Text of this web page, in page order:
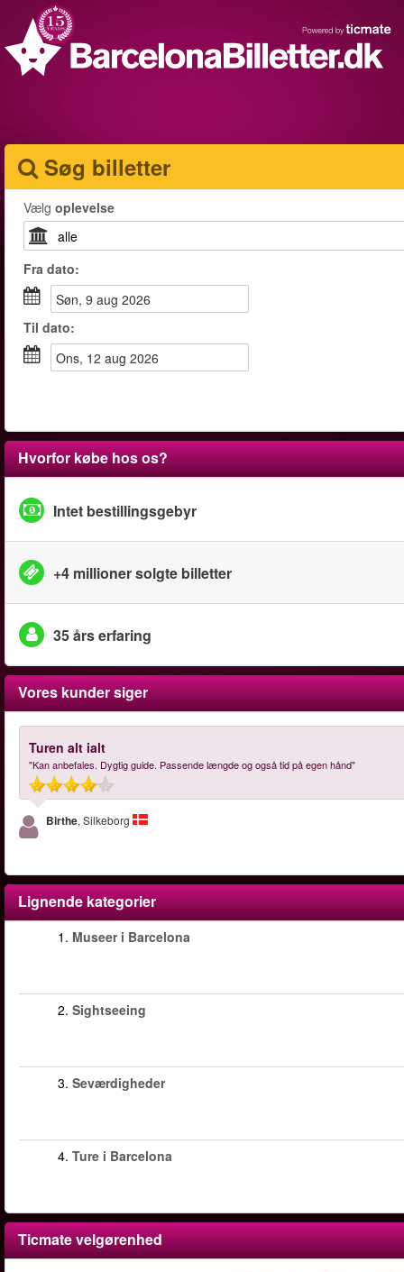
Søg billetter
Vælg oplevelse
Fra dato:
søn, 9 aug 2026
Til dato:
ons, 12 aug 2026
Hvorfor købe hos os?
Intet bestillingsgebyr
+4 millioner solgte billetter
35 års erfaring
Vores kunder siger
Turen alt ialt
"Kan anbefales. Dygtig guide. Passende længde og også tid på egen hånd"
Birthe, Silkeborg
Lignende kategorier
1. Museer i Barcelona
2. Sightseeing
3. Seværdigheder
4. Ture i Barcelona
Ticmate velgørenhed